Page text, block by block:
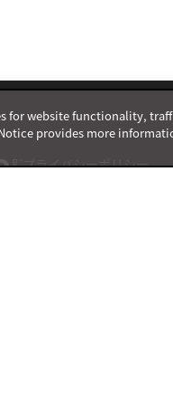
プライバシーポリシー
for website functionality,
provides more